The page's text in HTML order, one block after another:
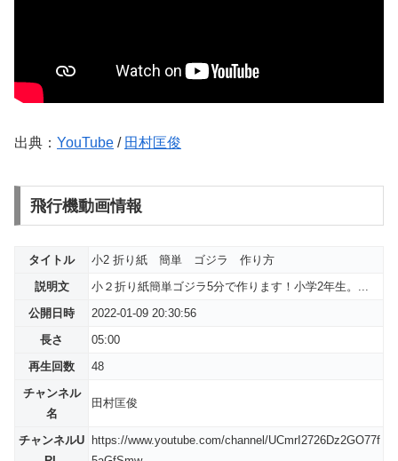
出典： YouTube / 田村匡俊
飛行機動画情報
タイトル
小2 折り紙 簡単 ゴジラ 作り方
説明文
小２折り紙簡単ゴジラ5分で作ります！小学2年生。...
公開日時
2022-01-09 20:30:56
長さ
05:00
再生回数
48
チャンネル
名
田村匡俊
チャンネルU
https://www.youtube.com/channel/UCmrI2726Dz2GO77f